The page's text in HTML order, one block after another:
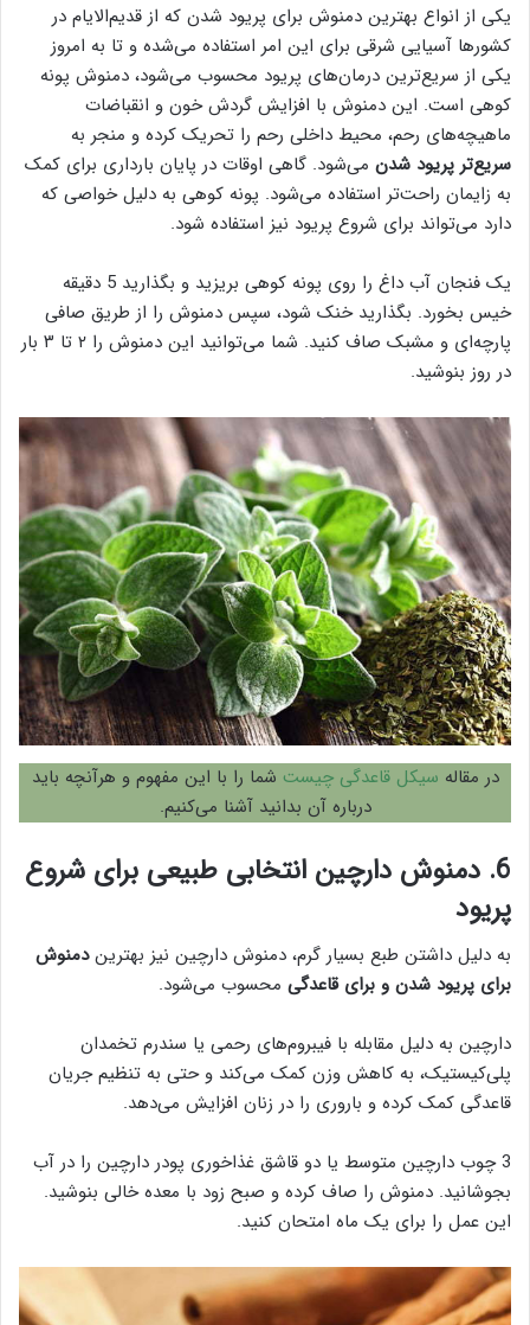
یکی از انواع بهترین دمنوش برای پریود شدن که از قدیم‌الایام در
کشورها آسیایی شرقی برای این امر استفاده می‌شده و تا به امروز
یکی از سریع‌ترین درمان‌های پریود محسوب می‌شود، دمنوش پونه
کوهی است. این دمنوش با افزایش گردش خون و انقباضات
ماهیچه‌های رحم، محیط داخلی رحم را تحریک کرده و منجر به
سریع‌تر پریود شدن می‌شود. گاهی اوقات در پایان بارداری برای کمک
به زایمان راحت‌تر استفاده می‌شود. پونه کوهی به دلیل خواصی که
دارد می‌تواند برای شروع پریود نیز استفاده شود.
یک فنجان آب داغ را روی پونه کوهی بریزید و بگذارید 5 دقیقه
خیس بخورد. بگذارید خنک شود، سپس دمنوش را از طریق صافی
پارچه‌ای و مشبک صاف کنید. شما می‌توانید این دمنوش را ۲ تا ۳ بار
در روز بنوشید.
در مقاله سیکل قاعدگی چیست شما را با این مفهوم و هرآنچه باید
درباره آن بدانید آشنا می‌کنیم.
6. دمنوش دارچین انتخابی طبیعی برای شروع
پریود
به دلیل داشتن طبع بسیار گرم، دمنوش دارچین نیز بهتریندمنوش
برای پریود شدن و برای قاعدگی محسوب می‌شود.
دارچین به دلیل مقابله با فیبروم‌های رحمی یا سندرم تخمدان
پلی‌کیستیک، به کاهش وزن کمک می‌کند و حتی به تنظیم جریان
قاعدگی کمک کرده و باروری را در زنان افزایش می‌دهد.
3 چوب دارچین متوسط یا دو قاشق غذاخوری پودر دارچین را در آب
بجوشانید. دمنوش را صاف کرده و صبح زود با معده خالی بنوشید.
این عمل را برای یک ماه امتحان کنید.